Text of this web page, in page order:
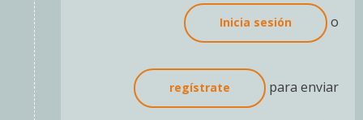
Inicia sesión o
regístrate para enviar